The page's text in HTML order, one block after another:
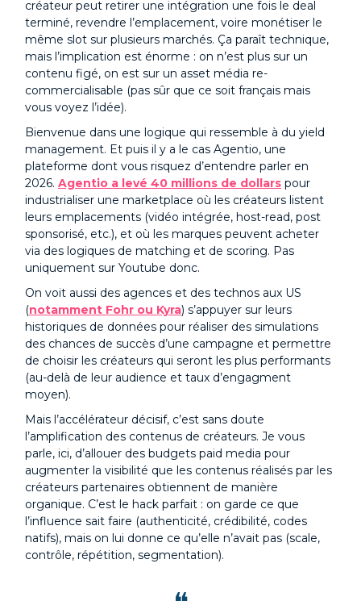
créateur peut retirer une intégration une fois le deal
terminé, revendre l’emplacement, voire monétiser le
même slot sur plusieurs marchés. Ça paraît technique,
mais l’implication est énorme : on n’est plus sur un
contenu figé, on est sur un asset média re-
commercialisable (pas sûr que ce soit français mais
vous voyez l’idée).
Bienvenue dans une logique qui ressemble à du yield
management. Et puis il y a le cas Agentio, une
plateforme dont vous risquez d’entendre parler en
2026. Agentio a levé 40 millions de dollars pour
industrialiser une marketplace où les créateurs listent
leurs emplacements (vidéo intégrée, host-read, post
sponsorisé, etc.), et où les marques peuvent acheter
via des logiques de matching et de scoring. Pas
uniquement sur Youtube donc.
On voit aussi des agences et des technos aux US
(notamment Fohr ou Kyra) s’appuyer sur leurs
historiques de données pour réaliser des simulations
des chances de succès d’une campagne et permettre
de choisir les créateurs qui seront les plus performants
(au-delà de leur audience et taux d’engagment
moyen).
Mais l’accélérateur décisif, c’est sans doute
l’amplification des contenus de créateurs. Je vous
parle, ici, d’allouer des budgets paid media pour
augmenter la visibilité que les contenus réalisés par les
créateurs partenaires obtiennent de manière
organique. C’est le hack parfait : on garde ce que
l’influence sait faire (authenticité, crédibilité, codes
natifs), mais on lui donne ce qu’elle n’avait pas (scale,
contrôle, répétition, segmentation).